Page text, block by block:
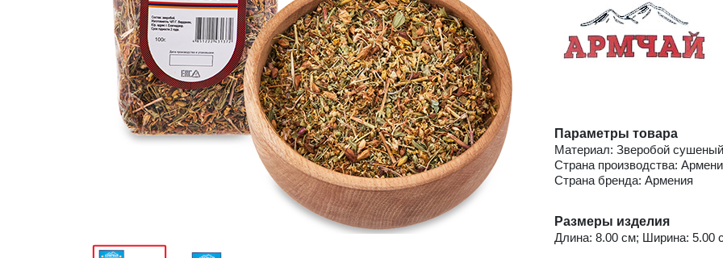
Параметры товара
Материал: Зверобой сушеный
Страна производства:
Страна бренда: Армения
Размеры изделия
Длина: 8.00 см; Ширина: 5.00